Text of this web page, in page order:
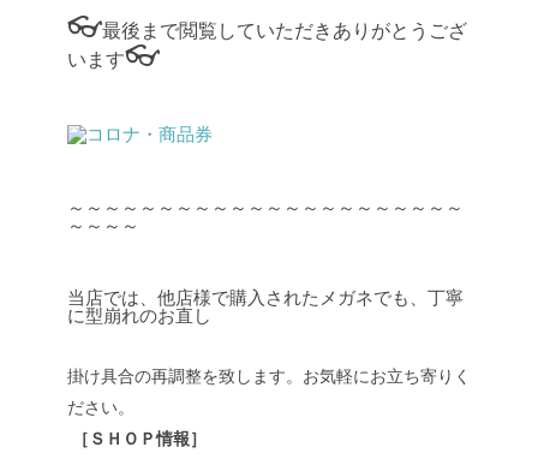
👓最後まで閲覧していただきありがとうござ
います👓
～～～～～～～～～～～～～～～～～～～～～～
～～～～
当店では、他店様で購入されたメガネでも、丁寧
に型崩れのお直し
掛け具合の再調整を致します。お気軽にお立ち寄りく
ださい。
［ＳＨＯＰ情報］